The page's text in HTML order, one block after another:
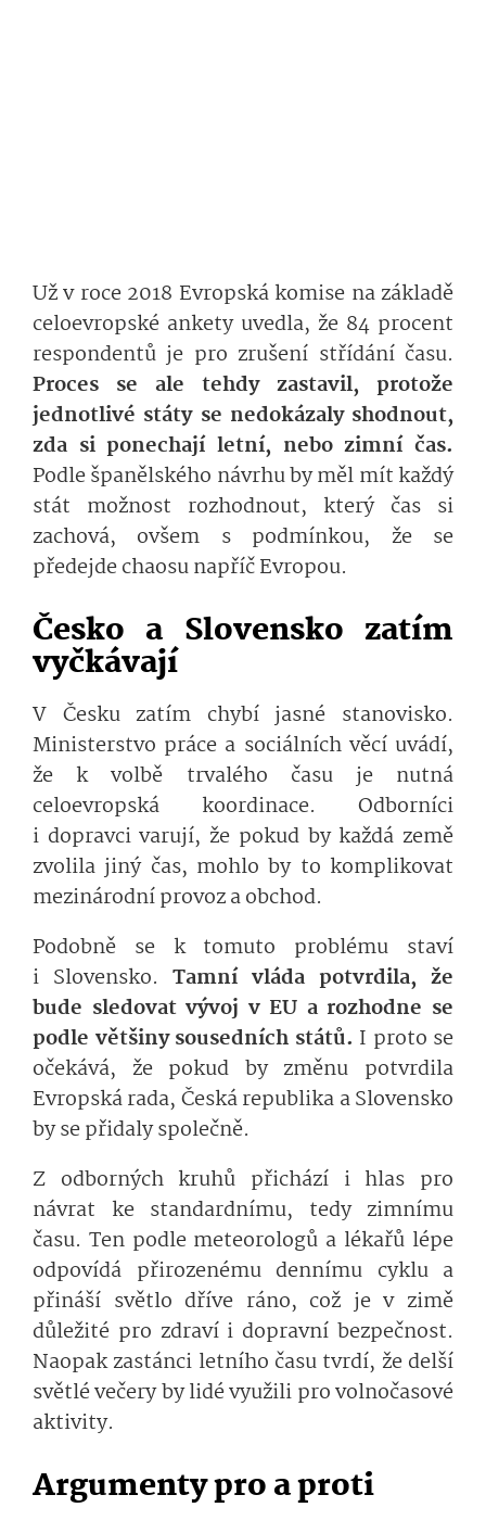
Už v roce 2018 Evropská komise na základě
celoevropské ankety uvedla, že 84 procent
respondentů je pro zrušení střídání času.
Proces se ale tehdy zastavil, protože
jednotlivé státy se nedokázaly shodnout,
zda si ponechají letní, nebo zimní čas.
Podle španělského návrhu by měl mít každý
stát možnost rozhodnout, který čas si
zachová, ovšem s podmínkou, že se
předejde chaosu napříč Evropou.
Česko a Slovensko zatím
vyčkávají
V Česku zatím chybí jasné stanovisko.
Ministerstvo práce a sociálních věcí uvádí,
že k volbě trvalého času je nutná
celoevropská koordinace. Odborníci
i dopravci varují, že pokud by každá země
zvolila jiný čas, mohlo by to komplikovat
mezinárodní provoz a obchod.
Podobně se k tomuto problému staví
i Slovensko. Tamní vláda potvrdila, že
bude sledovat vývoj v EU a rozhodne se
podle většiny sousedních států. I proto se
očekává, že pokud by změnu potvrdila
Evropská rada, Česká republika a Slovensko
by se přidaly společně.
Z odborných kruhů přichází i hlas pro
návrat ke standardnímu, tedy zimnímu
času. Ten podle meteorologů a lékařů lépe
odpovídá přirozenému dennímu cyklu a
přináší světlo dříve ráno, což je v zimě
důležité pro zdraví i dopravní bezpečnost.
Naopak zastánci letního času tvrdí, že delší
světlé večery by lidé využili pro volnočasové
aktivity.
Argumenty pro a proti